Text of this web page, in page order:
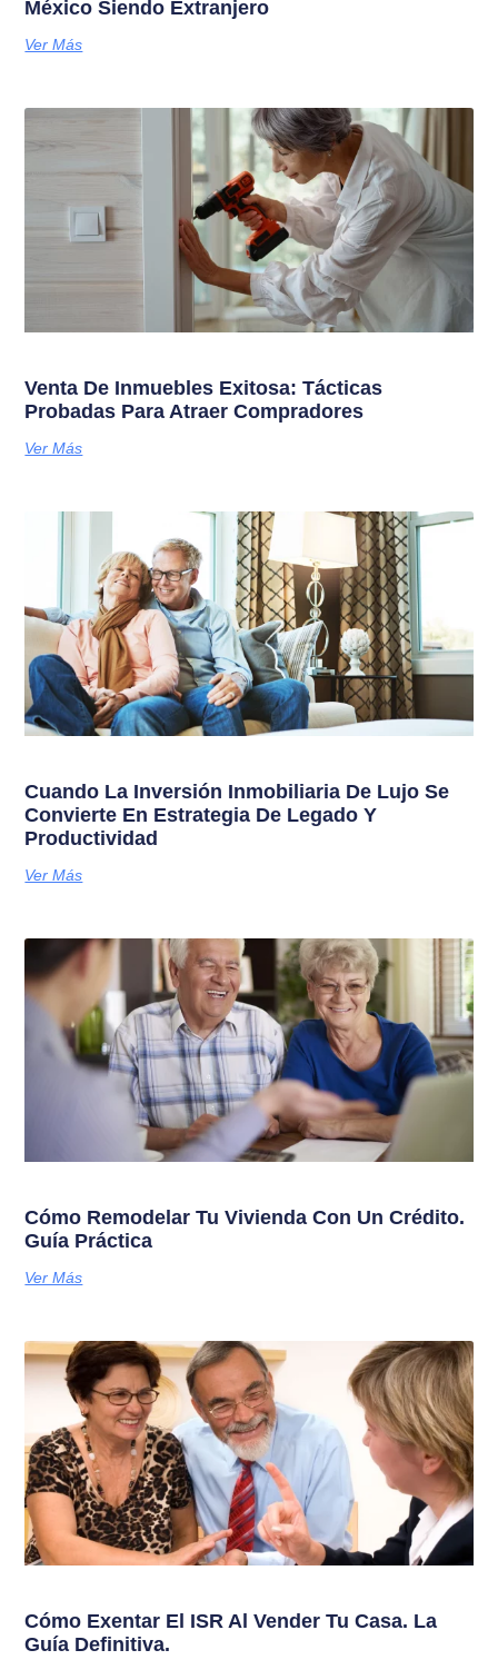
México Siendo Extranjero
Ver Más
Venta De Inmuebles Exitosa: Tácticas
Probadas Para Atraer Compradores
Ver Más
Cuando La Inversión Inmobiliaria De Lujo Se
Convierte En Estrategia De Legado Y
Productividad
Ver Más
Cómo Remodelar Tu Vivienda Con Un Crédito.
Guía Práctica
Ver Más
Cómo Exentar El ISR Al Vender Tu Casa. La
Guía Definitiva.